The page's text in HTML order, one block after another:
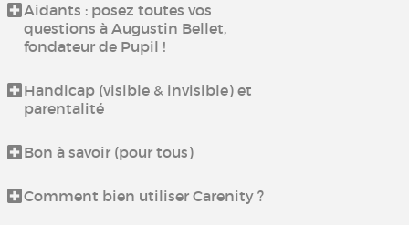
Aidants : posez toutes vos
questions à Augustin Bellet,
fondateur de Pupil !
Handicap (visible & invisible) et
parentalité
Bon à savoir (pour tous)
Comment bien utiliser Carenity ?